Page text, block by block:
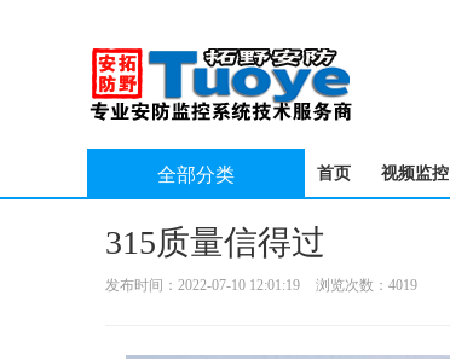
首页 视频监控
全部分类
315质量信得过
发布时间：2022-07-10 12:01:19 浏览次数：4019